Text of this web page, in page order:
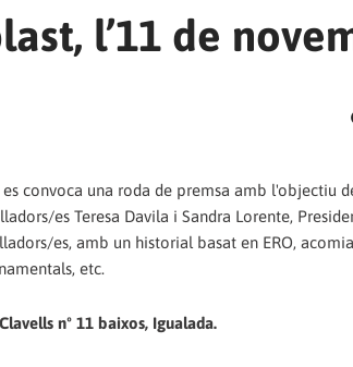
l’11 de
convoca una roda de premsa amb l'objectiu
es Teresa Davila i Sandra Lorente,
es, amb un historial basat en ERO,
etc.
nº 11 baixos, Igualada.